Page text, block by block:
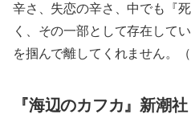
辛さ、失恋の辛さ、中でも『
く、その一部として存在して
を掴んで離してくれません。（
『海辺のカフカ』新潮社